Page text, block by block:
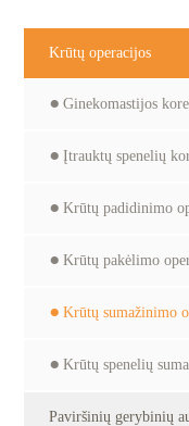
Krūtų operacijos
Ginekomastijos
Įtrauktų spenelių
Krūtų padidinimo
Krūtų pakėlimo
Krūtų sumažinimo
Krūtų spenelių
Paviršinių gerybinių